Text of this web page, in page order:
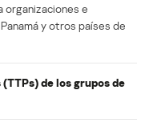
organizaciones e
y otros países de
de los grupos de